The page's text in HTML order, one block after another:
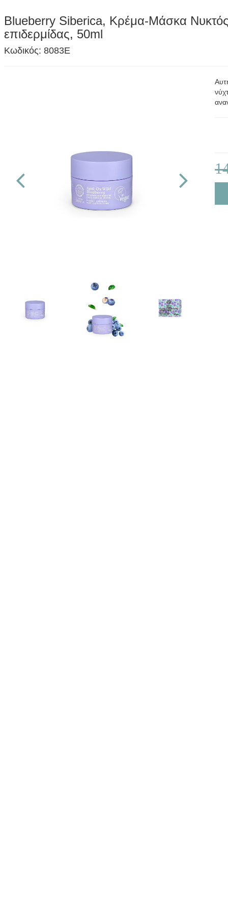
Blueberry Siberica, Κρέμα-Μάσκα
επιδερμίδας, 50ml
Κωδικός: 8083E